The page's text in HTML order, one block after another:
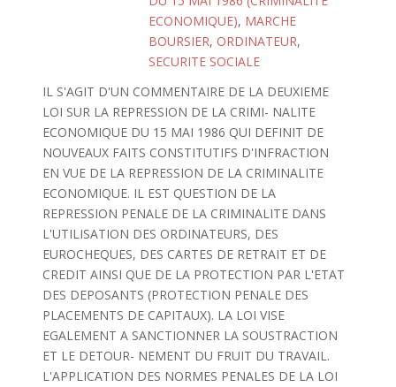
ECONOMIQUE), MARCHE
BOURSIER, ORDINATEUR,
SECURITE SOCIALE
IL S'AGIT D'UN COMMENTAIRE DE LA DEUXIEME
LOI SUR LA REPRESSION DE LA CRIMI- NALITE
ECONOMIQUE DU 15 MAI 1986 QUI DEFINIT DE
NOUVEAUX FAITS CONSTITUTIFS D'INFRACTION
EN VUE DE LA REPRESSION DE LA CRIMINALITE
ECONOMIQUE. IL EST QUESTION DE LA
REPRESSION PENALE DE LA CRIMINALITE DANS
L'UTILISATION DES ORDINATEURS, DES
EUROCHEQUES, DES CARTES DE RETRAIT ET DE
CREDIT AINSI QUE DE LA PROTECTION PAR L'ETAT
DES DEPOSANTS (PROTECTION PENALE DES
PLACEMENTS DE CAPITAUX). LA LOI VISE
EGALEMENT A SANCTIONNER LA SOUSTRACTION
ET LE DETOUR- NEMENT DU FRUIT DU TRAVAIL.
L'APPLICATION DES NORMES PENALES DE LA LOI